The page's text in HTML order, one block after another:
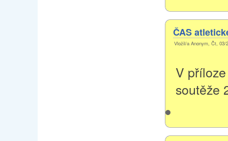
ČAS
Vložil/a Anonym, Čt, 03/
V
soutěže